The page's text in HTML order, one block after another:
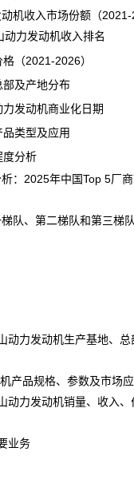
收入市场份额（2021-
发动机收入排名
（2021-2026）
及产地分布
发动机商业化日期
类型及应用
度分析
2025年中国Top 5厂商
、第二梯队和第三梯
发动机生产基地、总
品规格、参数及市场
发动机销量、收入、
业务